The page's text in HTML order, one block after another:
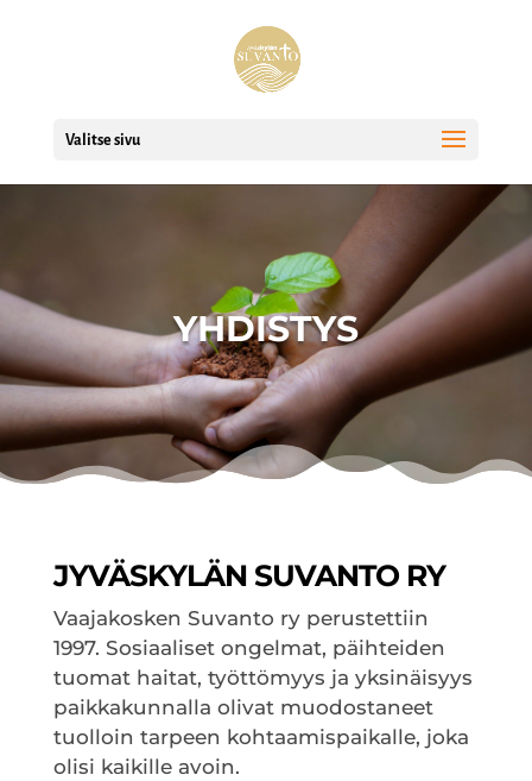
Valitse sivu
YHDISTYS
JYVÄSKYLÄN SUVANTO RY
Vaajakosken Suvanto ry perustettiin
1997. Sosiaaliset ongelmat, päihteiden
tuomat haitat, työttömyys ja yksinäisyys
paikkakunnalla olivat muodostaneet
tuolloin tarpeen kohtaamispaikalle, joka
olisi kaikille avoin.